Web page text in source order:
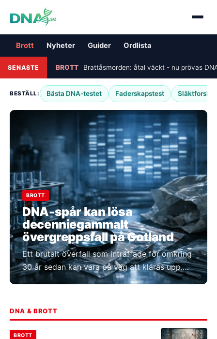
DNA-magasinet - nyheter
Brott Nyheter Guider Ordlista
SENASTE BROTT Brattåsmorden: åtal väckt - nu prövas
BESTÄLL: Bästa DNA-testet Faderskapstest
BROTT
DNA-spår kan lösa
decenniegammalt
övergreppsfall på Gotland
Ett brutalt överfall som inträffade för omkring
30 år sedan kan vara på väg att klaras upp.
Polisen uppger att man fått en träff i DNA-
brottsplatsen.
DNA & BROTT
BROTT